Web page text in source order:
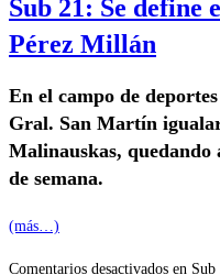
Sub 21: Se define
Pérez Millán
En el campo de
Gral. San Martín
Malinauskas,
de semana.
(más…)
Comentarios desactivados en Sub